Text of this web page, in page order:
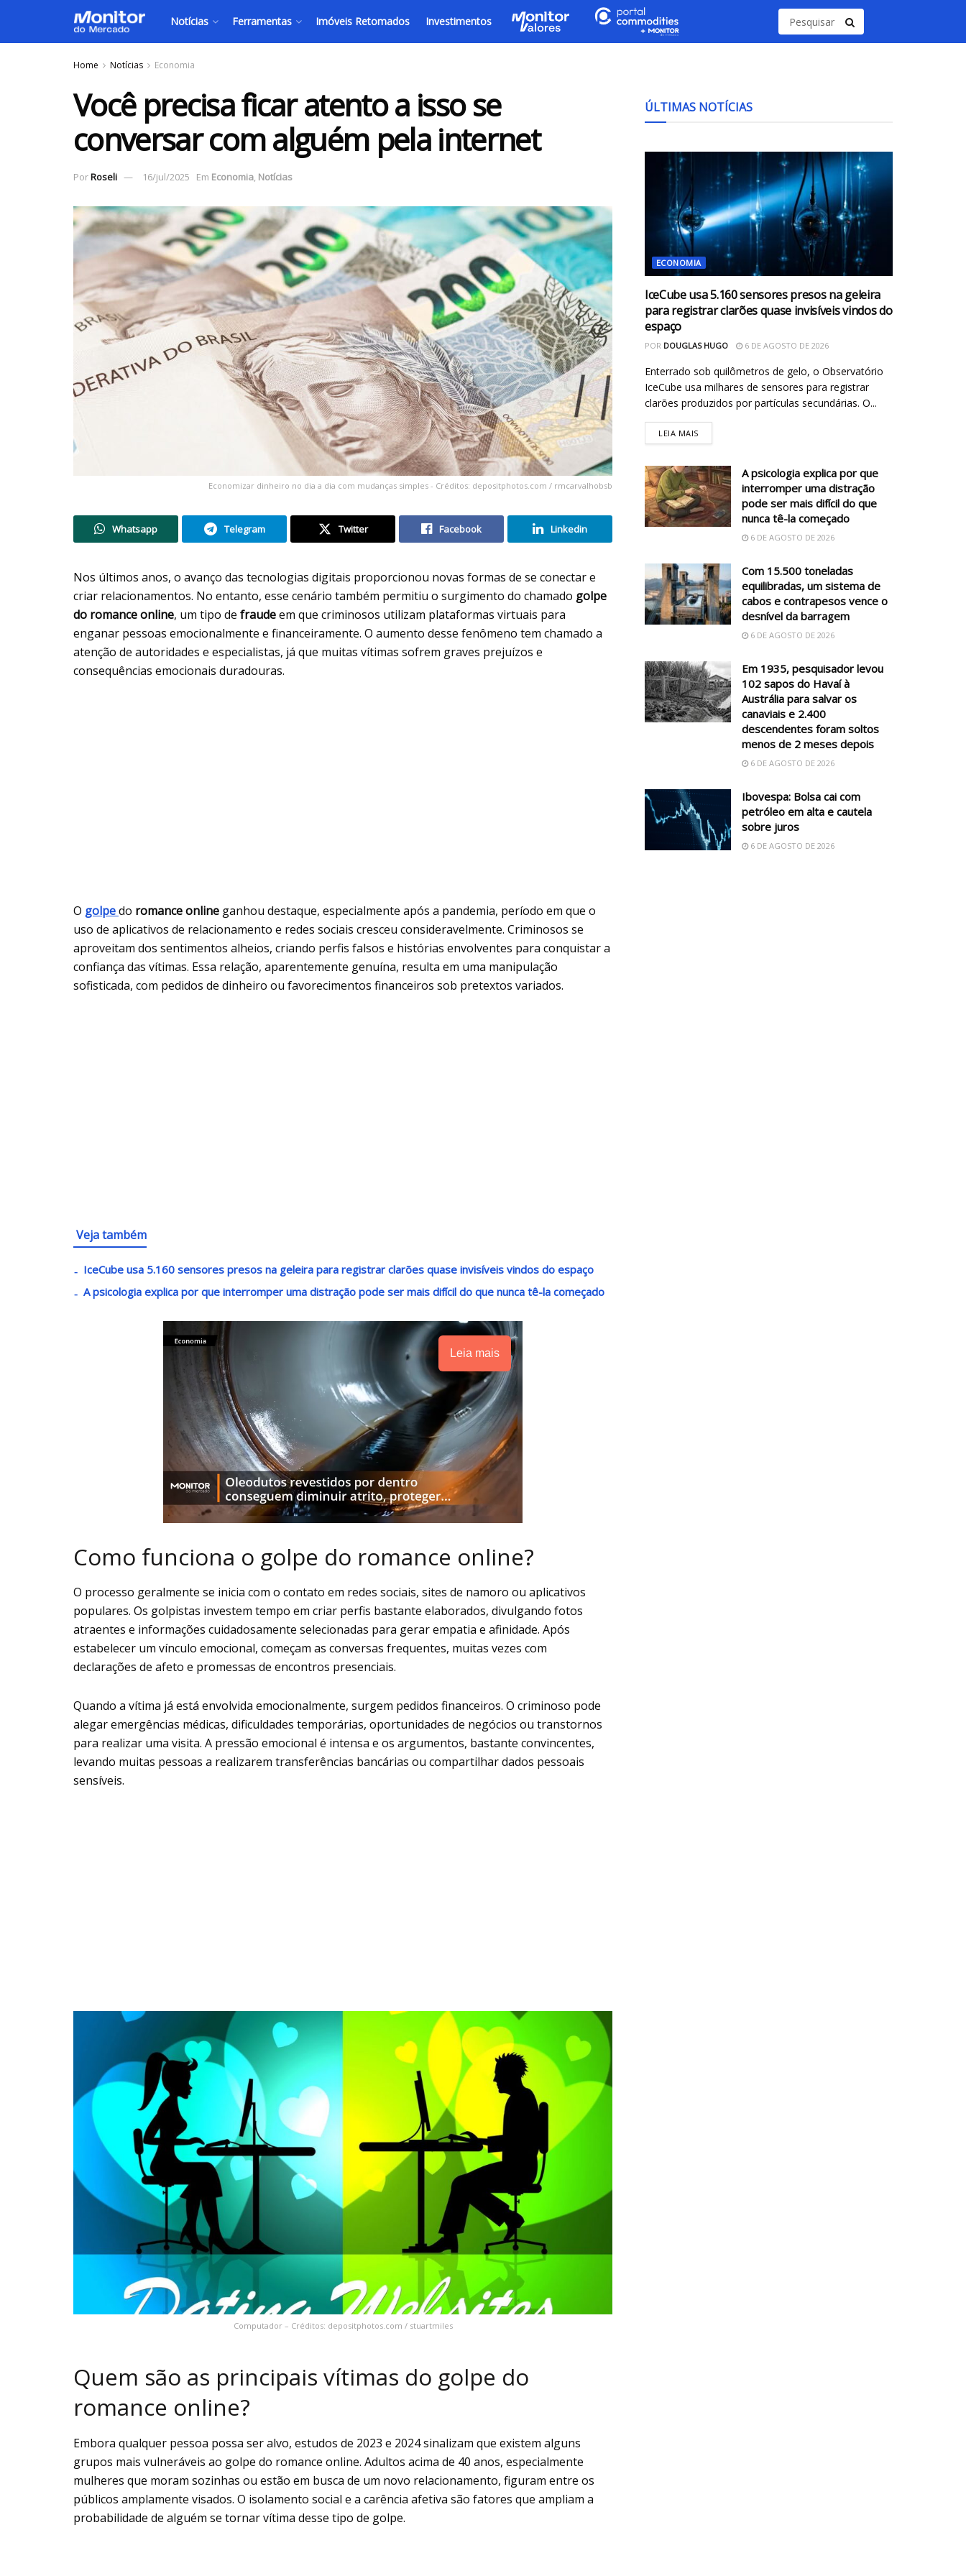
Notícias Ferramentas Imóveis Retomados Investimentos
Home Notícias Economia
Você precisa ficar atento a isso se
conversar com alguém pela internet
PorRoseli 16/jul/2025 Em Economia, Notícias
Economizar dinheiro no dia a dia com mudanças simples - Créditos: depositphotos.com / rmcarvalhobsb
Whatsapp Telegram Twitter Facebook Linkedin
Nos últimos anos, o avanço das tecnologias digitais proporcionou novas formas de se conectar e
criar relacionamentos. No entanto, esse cenário também permitiu o surgimento do chamado golpe
do romance online, um tipo de fraudeem que criminosos utilizam plataformas virtuais para
enganar pessoas emocionalmente e financeiramente. O aumento desse fenômeno tem chamado a
atenção de autoridades e especialistas, já que muitas vítimas sofrem graves prejuízos e
consequências emocionais duradouras.
O golpedo romance online ganhou destaque, especialmente após a pandemia, período em que o
uso de aplicativos de relacionamento e redes sociais cresceu consideravelmente. Criminosos se
aproveitam dos sentimentos alheios, criando perfis falsos e histórias envolventes para conquistar a
confiança das vítimas. Essa relação, aparentemente genuína, resulta em uma manipulação
sofisticada, com pedidos de dinheiro ou favorecimentos financeiros sob pretextos variados.
Veja também
IceCube usa 5.160 sensores presos na geleira para registrar clarões quase invisíveis vindos do espaço
A psicologia explica por que interromper uma distração pode ser mais difícil do que nunca tê-la começado
Leia mais
Como funciona o golpe do romance online?
O processo geralmente se inicia com o contato em redes sociais, sites de namoro ou aplicativos
populares. Os golpistas investem tempo em criar perfis bastante elaborados, divulgando fotos
atraentes e informações cuidadosamente selecionadas para gerar empatia e afinidade. Após
estabelecer um vínculo emocional, começam as conversas frequentes, muitas vezes com
declarações de afeto e promessas de encontros presenciais.
Quando a vítima já está envolvida emocionalmente, surgem pedidos financeiros. O criminoso pode
alegar emergências médicas, dificuldades temporárias, oportunidades de negócios ou transtornos
para realizar uma visita. A pressão emocional é intensa e os argumentos, bastante convincentes,
levando muitas pessoas a realizarem transferências bancárias ou compartilhar dados pessoais
sensíveis.
Computador – Créditos: depositphotos.com / stuartmiles
Quem são as principais vítimas do golpe do
romance online?
Embora qualquer pessoa possa ser alvo, estudos de 2023 e 2024 sinalizam que existem alguns
grupos mais vulneráveis ao golpe do romance online. Adultos acima de 40 anos, especialmente
mulheres que moram sozinhas ou estão em busca de um novo relacionamento, figuram entre os
públicos amplamente visados. O isolamento social e a carência afetiva são fatores que ampliam a
probabilidade de alguém se tornar vítima desse tipo de golpe.
ÚLTIMAS NOTÍCIAS
ECONOMIA
IceCube usa 5.160 sensores presos na geleira
para registrar clarões quase invisíveis vindos do
espaço
POR DOUGLAS HUGO 6 DE AGOSTO DE 2026
Enterrado sob quilômetros de gelo, o Observatório
IceCube usa milhares de sensores para registrar
clarões produzidos por partículas secundárias. O...
LEIA MAIS
A psicologia explica por que
interromper uma distração
pode ser mais difícil do que
nunca tê-la começado
6 DE AGOSTO DE 2026
Com 15.500 toneladas
equilibradas, um sistema de
cabos e contrapesos vence o
desnível da barragem
6 DE AGOSTO DE 2026
Em 1935, pesquisador levou
102 sapos do Havaí à
Austrália para salvar os
canaviais e 2.400
descendentes foram soltos
menos de 2 meses depois
6 DE AGOSTO DE 2026
Ibovespa: Bolsa cai com
petróleo em alta e cautela
sobre juros
6 DE AGOSTO DE 2026